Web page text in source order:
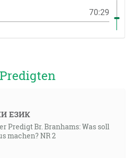
70:29
Predigten
ЕЗИК
Predigt Br. Branhams: Was soll
machen? NR 2